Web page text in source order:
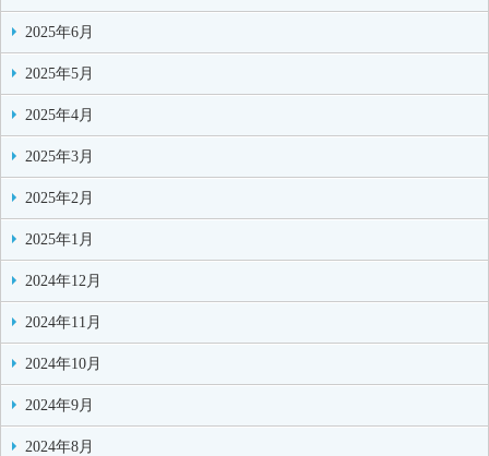
2025年6月
2025年5月
2025年4月
2025年3月
2025年2月
2025年1月
2024年12月
2024年11月
2024年10月
2024年9月
2024年8月